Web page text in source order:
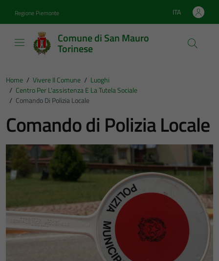
Regione Piemonte Lingua attiva:
ITA
Comune di San Mauro
Torinese
Home / Vivere Il Comune / Luoghi
/ Centro Per L'assistenza E La Tutela Sociale
/ Comando Di Polizia Locale
Comando di Polizia Locale